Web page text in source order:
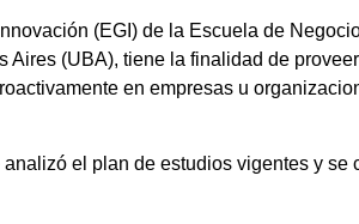
(EGI) de la Escuela de
(UBA), tiene la finalidad de
en empresas u
el plan de estudios vigentes y